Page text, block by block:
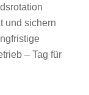
und sichern
– Tag für